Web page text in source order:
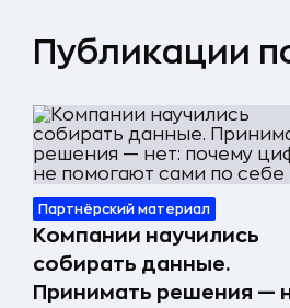
Публикации
Партнёрский материал
Компании научились
собирать данные.
Принимать решения —